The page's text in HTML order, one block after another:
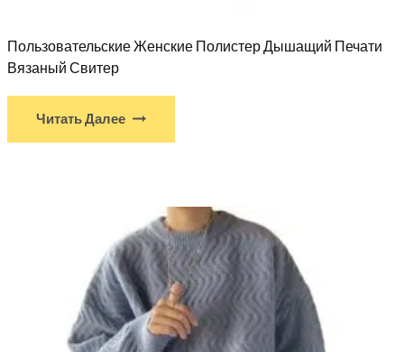
Пользовательские Женские Полистер Дышащий Печати
Вязаный Свитер
Читать Далее